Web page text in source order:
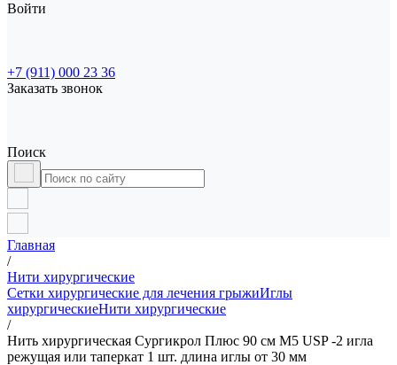
Войти
+7 (911) 000 23 36
Заказать звонок
Поиск
Главная
/
Нити хирургические
Сетки хирургические для лечения грыжиИглы
хирургическиеНити хирургические
/
Нить хирургическая Сургикрол Плюс 90 см М5 USP -2 игла
режущая или таперкат 1 шт. длина иглы от 30 мм